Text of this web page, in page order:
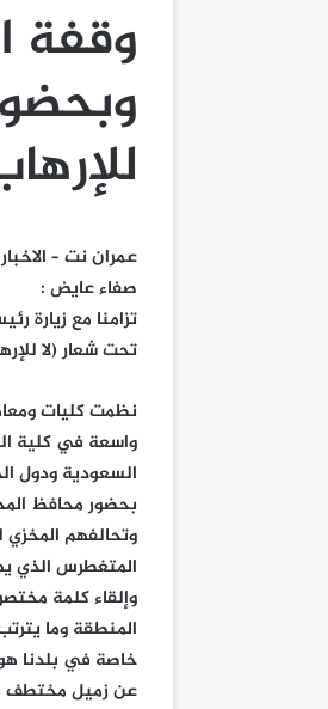
وقفة
عمران نت – الاخبار
صفاء عايض :
تزامنا مع زيارة
تحت شعار (لا
نظمت كليات
واسعة في كلية
السعودية ودول
بحضور محافظ
وتحالفهم المخزي
المتغطرس الذي
وإلقاء كلمة
المنطقة وما
خاصة في بلدنا
عن زميل مختطف